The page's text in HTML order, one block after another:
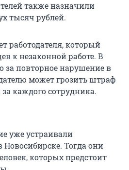
также назначили
тысяч рублей.
работодателя, который
к незаконной работе. В
повторное нарушение в
может грозить штраф
каждого сотрудника.
уже устраивали
Новосибирске. Тогда они
которых предстоит